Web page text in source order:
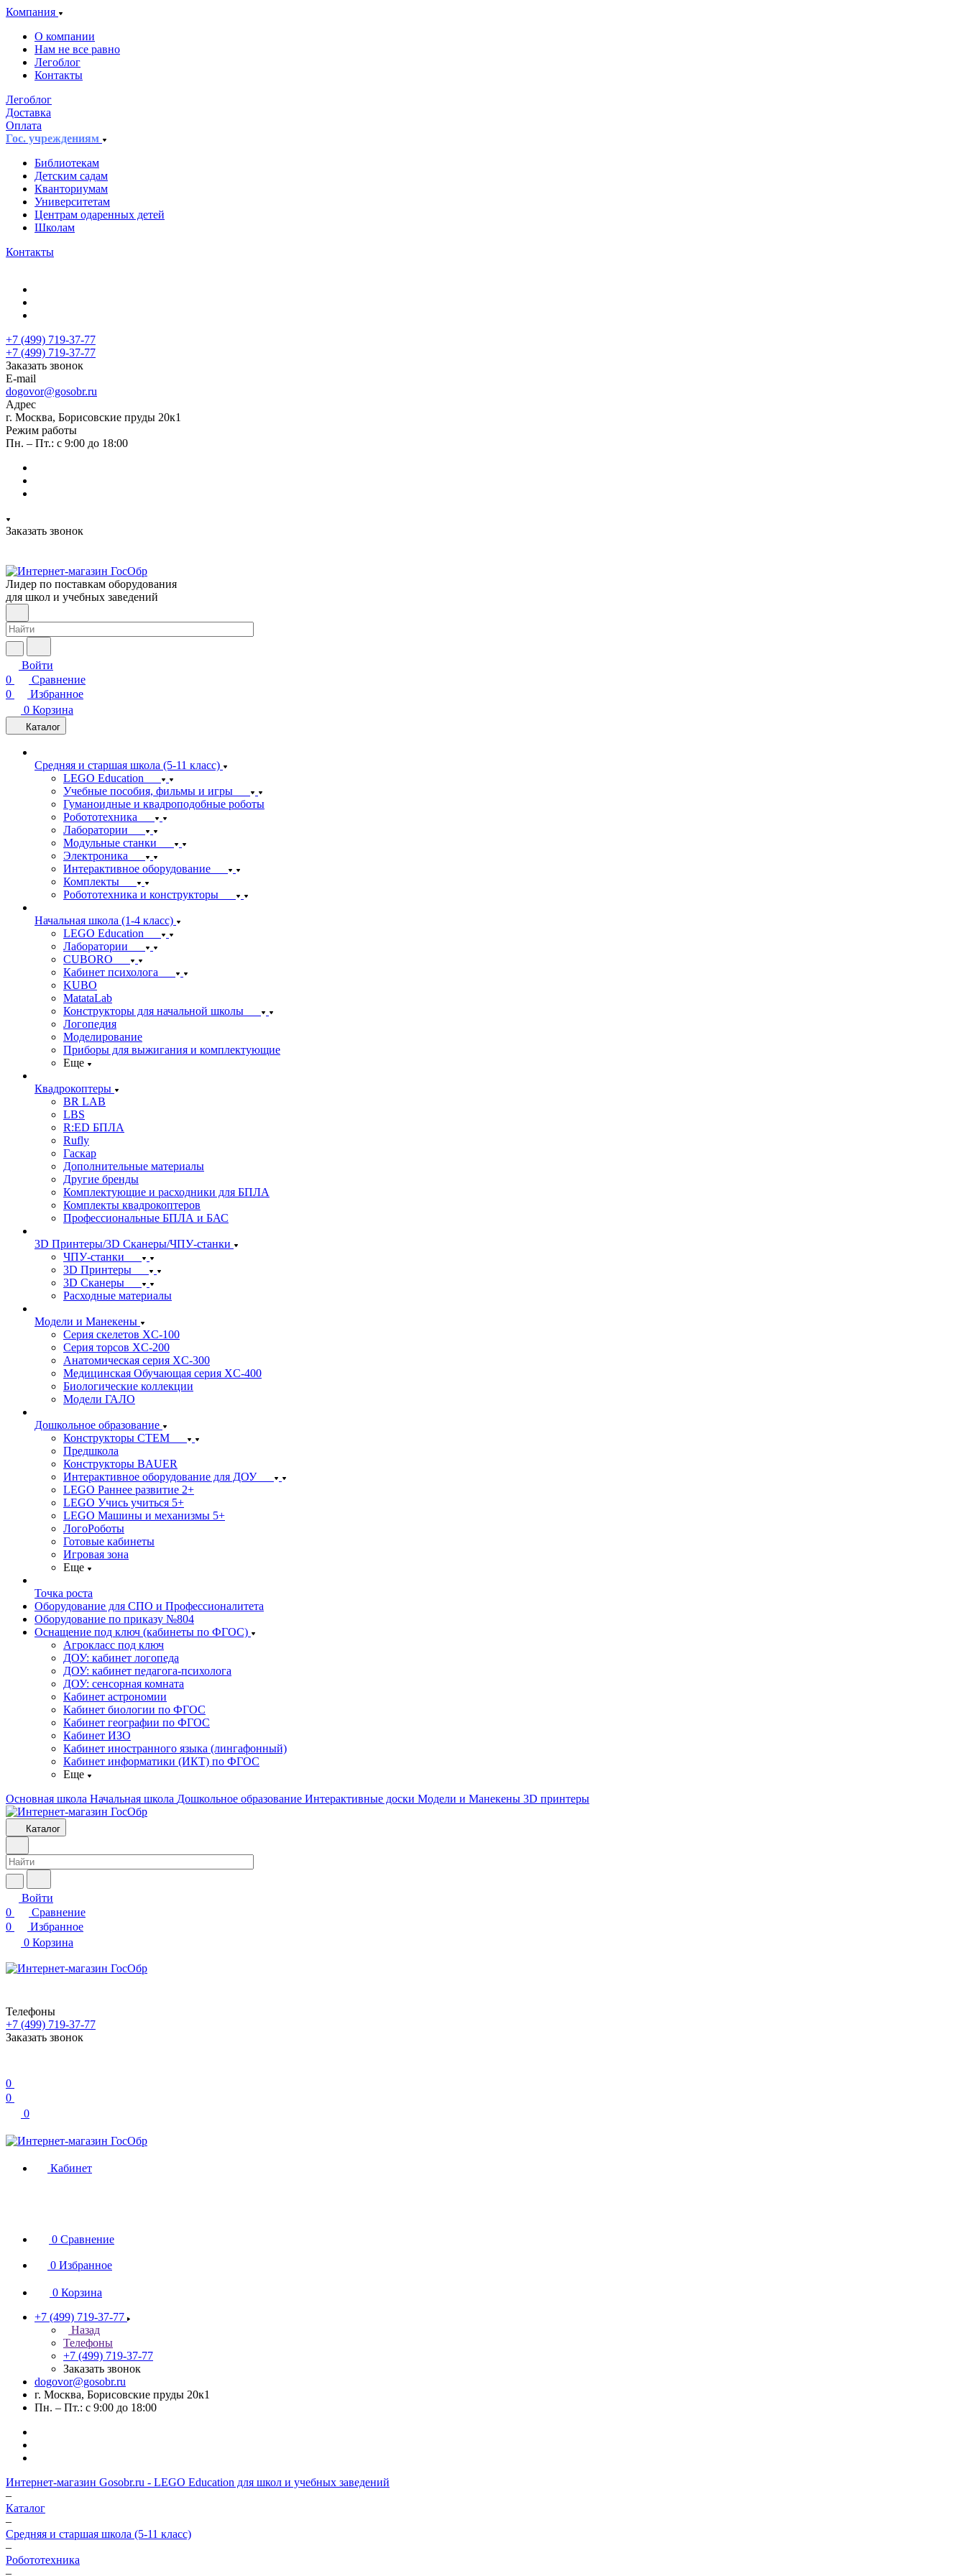
Компания
О компании
Нам не все равно
Легоблог
Контакты
Легоблог
Доставка
Оплата
Гос. учреждениям
Библиотекам
Детским садам
Кванториумам
Университетам
Центрам одаренных детей
Школам
Контакты
+7 (499) 719-37-77
+7 (499) 719-37-77
Заказать звонок
E-mail
dogovor@gosobr.ru
Адрес
г. Москва, Борисовские пруды 20к1
Режим работы
Пн. – Пт.: с 9:00 до 18:00
Заказать звонок
Лидер по поставкам оборудования
для школ и учебных заведений
Войти
0
Сравнение
0
Избранное
0 Корзина
Каталог
Средняя и старшая школа (5-11 класс)
LEGO Education
Учебные пособия, фильмы и игры
Гуманоидные и квадроподобные роботы
Робототехника
Лаборатории
Модульные станки
Электроника
Интерактивное оборудование
Комплекты
Робототехника и конструкторы
Начальная школа (1-4 класс)
LEGO Education
Лаборатории
CUBORO
Кабинет психолога
KUBO
MatataLab
Конструкторы для начальной школы
Логопедия
Моделирование
Приборы для выжигания и комплектующие
Еще
Квадрокоптеры
BR LAB
LBS
R:ED БПЛА
Rufly
Гаскар
Дополнительные материалы
Другие бренды
Комплектующие и расходники для БПЛА
Комплекты квадрокоптеров
Профессиональные БПЛА и БАС
3D Принтеры/3D Сканеры/ЧПУ-станки
ЧПУ-станки
3D Принтеры
3D Сканеры
Расходные материалы
Модели и Манекены
Серия скелетов XC-100
Серия торсов XC-200
Анатомическая серия XC-300
Медицинская Обучающая серия XC-400
Биологические коллекции
Модели ГАЛО
Дошкольное образование
Конструкторы СТЕМ
Предшкола
Конструкторы BAUER
Интерактивное оборудование для ДОУ
LEGO Раннее развитие 2+
LEGO Учись учиться 5+
LEGO Машины и механизмы 5+
ЛогоРоботы
Готовые кабинеты
Игровая зона
Еще
Точка роста
Оборудование для СПО и Профессионалитета
Оборудование по приказу №804
Оснащение под ключ (кабинеты по ФГОС)
Агрокласс под ключ
ДОУ: кабинет логопеда
ДОУ: кабинет педагога-психолога
ДОУ: сенсорная комната
Кабинет астрономии
Кабинет биологии по ФГОС
Кабинет географии по ФГОС
Кабинет ИЗО
Кабинет иностранного языка (лингафонный)
Кабинет информатики (ИКТ) по ФГОС
Еще
Основная школа Начальная школа Дошкольное образование Интерактивные доски Модели и Манекены 3D принтеры
Каталог
Войти
0
Сравнение
0
Избранное
0 Корзина
Телефоны
+7 (499) 719-37-77
Заказать звонок
0
0
0
Кабинет
0 Сравнение
0 Избранное
0 Корзина
+7 (499) 719-37-77
Назад
Телефоны
+7 (499) 719-37-77
Заказать звонок
dogovor@gosobr.ru
г. Москва, Борисовские пруды 20к1
Пн. – Пт.: с 9:00 до 18:00
Интернет-магазин Gosobr.ru - LEGO Education для школ и учебных заведений
–
Каталог
–
Средняя и старшая школа (5-11 класс)
–
Робототехника
–